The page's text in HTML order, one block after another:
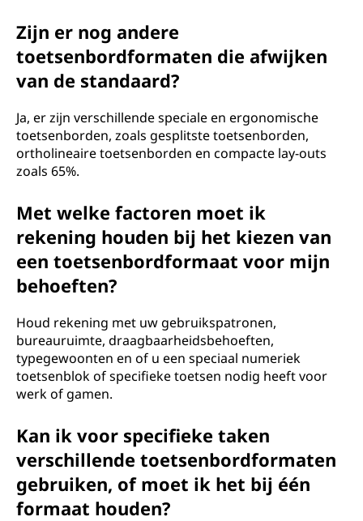
Zijn er nog andere
toetsenbordformaten die afwijken
van de standaard?
Ja, er zijn verschillende speciale en ergonomische
toetsenborden, zoals gesplitste toetsenborden,
ortholineaire toetsenborden en compacte lay-outs
zoals 65%.
Met welke factoren moet ik
rekening houden bij het kiezen van
een toetsenbordformaat voor mijn
behoeften?
Houd rekening met uw gebruikspatronen,
bureauruimte, draagbaarheidsbehoeften,
typegewoonten en of u een speciaal numeriek
toetsenblok of specifieke toetsen nodig heeft voor
werk of gamen.
Kan ik voor specifieke taken
verschillende toetsenbordformaten
gebruiken, of moet ik het bij één
formaat houden?